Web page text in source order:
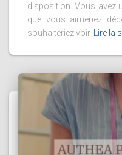
disposition. Vous avez
que vous aimeriez
souhaiteriez voir
Lire la